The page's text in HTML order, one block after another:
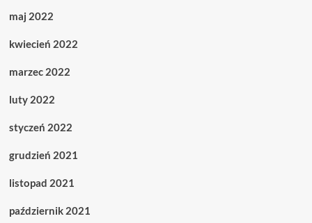
maj 2022
kwiecień 2022
marzec 2022
luty 2022
styczeń 2022
grudzień 2021
listopad 2021
październik 2021